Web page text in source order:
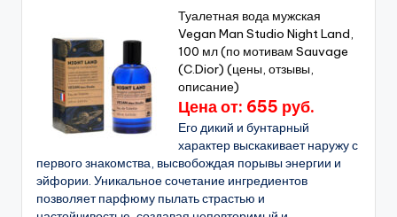
Туалетная вода мужская
Vegan Man Studio Night Land,
100 мл (по мотивам Sauvage
(C.Dior) (цены, отзывы,
описание)
Цена от: 655 руб.
Его дикий и бунтарный
характер выскакивает наружу с
первого знакомства, высвобождая порывы энергии и
эйфории. Уникальное сочетание ингредиентов
позволяет парфюму пылать страстью и